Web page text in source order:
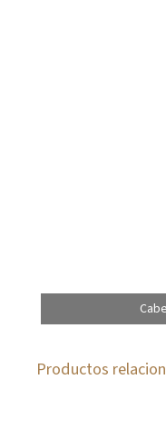
Productos